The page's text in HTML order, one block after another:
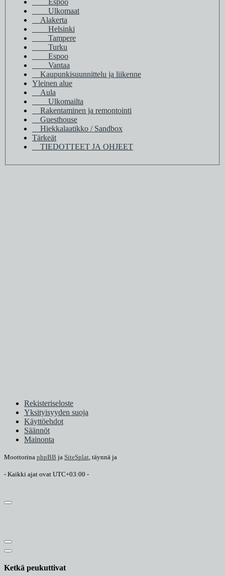
Espoo
Ulkomaat
Alakerta
Helsinki
Tampere
Turku
Espoo
Vantaa
Kaupunkisuunnittelu ja liikenne
Yleinen alue
Aula
Ulkomailta
Rakentaminen ja remontointi
Guesthouse
Hiekkalaatikko / Sandbox
Tärkeät
TIEDOTTEET JA OHJEET
Rekisteriseloste
Yksityisyyden suoja
Käyttöehdot
Säännöt
Mainonta
Moottorina phpBB ja SiteSplat, täynnä ja
- Kaikki ajat ovat UTC+03:00 -
Ketkä peukuttivat